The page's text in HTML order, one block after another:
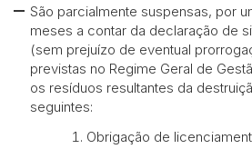
São parcialmente suspensas, por
meses a contar da declaração de
(sem prejuízo de eventual
previstas no Regime Geral de
os resíduos resultantes da
seguintes:
Obrigação de